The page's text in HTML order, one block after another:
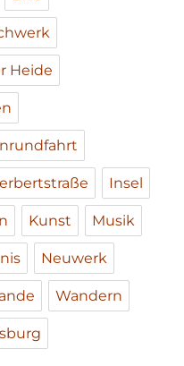
Heide
Insel
Kunst Musik
Neuwerk
Wandern